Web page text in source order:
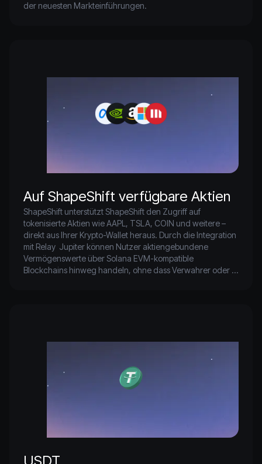
der neuesten Markteinführungen.
Auf ShapeShift verfügbare Aktien
ShapeShift unterstützt ShapeShift den Zugriff auf
tokenisierte Aktien wie AAPL, TSLA, COIN und weitere –
direkt aus Ihrer Krypto-Wallet heraus. Durch die Integration
mit Relay  Jupiter können Nutzer aktiengebundene
Vermögenswerte über Solana EVM-kompatible
Blockchains hinweg handeln, ohne dass Verwahrer oder